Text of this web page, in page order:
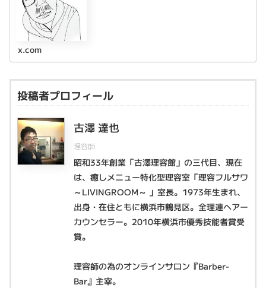
x.com
投稿者プロフィール
古澤 達也
理容師
昭和33年創業「古澤理容館」の三代目、現在
は、癒しメニュー特化型理容室「理容フルサワ
～LIVINGROOM～ 」室長。1973年生まれ、
出身・在住ともに横浜市鶴見区。全理連ヘアー
カウンセラー。2010年横浜市優秀技能者賞受
賞。
理容師の為のオンラインサロン『Barber-
Bar』主宰。